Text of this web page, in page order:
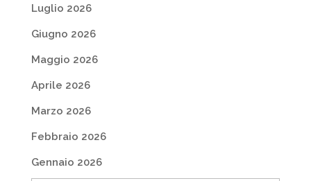
Luglio 2026
Giugno 2026
Maggio 2026
Aprile 2026
Marzo 2026
Febbraio 2026
Gennaio 2026